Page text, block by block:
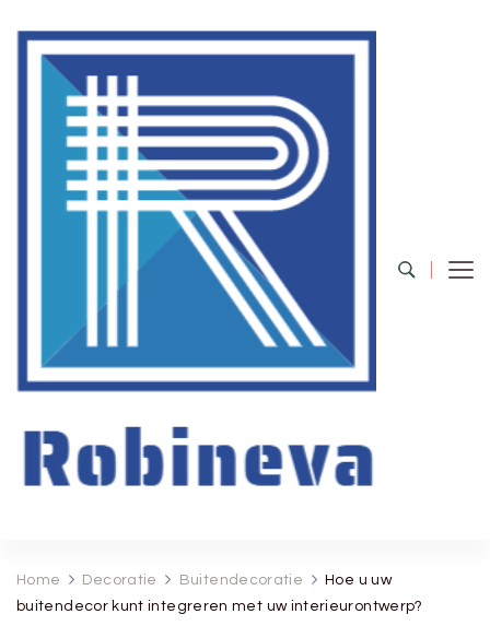
Home Decoratie Buitendecoratie
Hoe u uw
buitendecor kunt integreren met uw interieurontwerp?